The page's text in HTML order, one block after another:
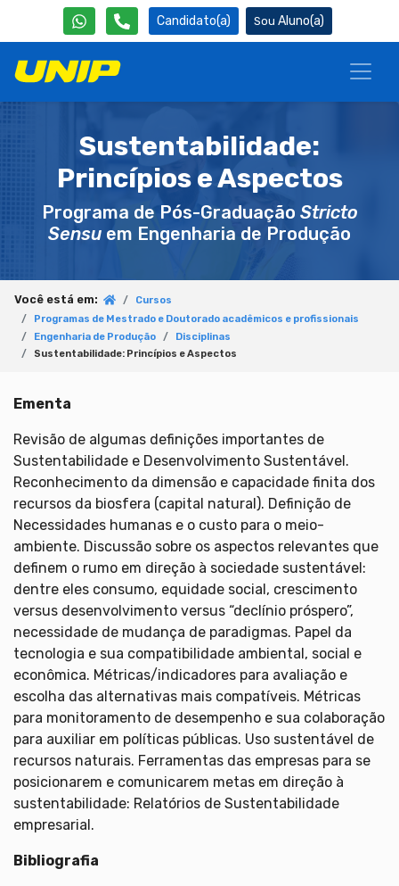
Candidato(a) Aluno(a)
Sustentabilidade:
Princípios e Aspectos
Programa de Pós-Graduação Stricto
Sensu em Engenharia de Produção
Você está em:
Cursos
Programas de Mestrado e Doutorado acadêmicos e profissionais
Engenharia de Produção
Disciplinas
Sustentabilidade: Princípios e Aspectos
Ementa
Revisão de algumas definições importantes de
Sustentabilidade e Desenvolvimento Sustentável.
Reconhecimento da dimensão e capacidade finita dos
recursos da biosfera (capital natural). Definição de
Necessidades humanas e o custo para o meio-
ambiente. Discussão sobre os aspectos relevantes que
definem o rumo em direção à sociedade sustentável:
dentre eles consumo, equidade social, crescimento
versus desenvolvimento versus “declínio próspero”,
necessidade de mudança de paradigmas. Papel da
tecnologia e sua compatibilidade ambiental, social e
econômica. Métricas/indicadores para avaliação e
escolha das alternativas mais compatíveis. Métricas
para monitoramento de desempenho e sua colaboração
para auxiliar em políticas públicas. Uso sustentável de
recursos naturais. Ferramentas das empresas para se
posicionarem e comunicarem metas em direção à
sustentabilidade: Relatórios de Sustentabilidade
empresarial.
Bibliografia